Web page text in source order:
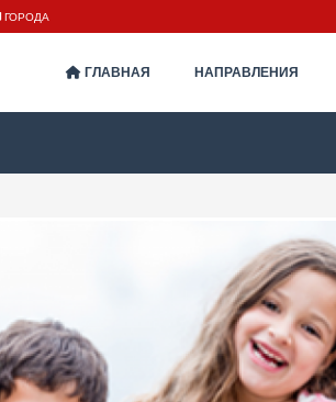
ГОРОДА
ГЛАВНАЯ НАПРАВЛЕНИЯ